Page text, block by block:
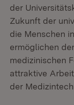
der
Zukunft der
die Menschen
ermöglichen
medizinischen
attraktive
der